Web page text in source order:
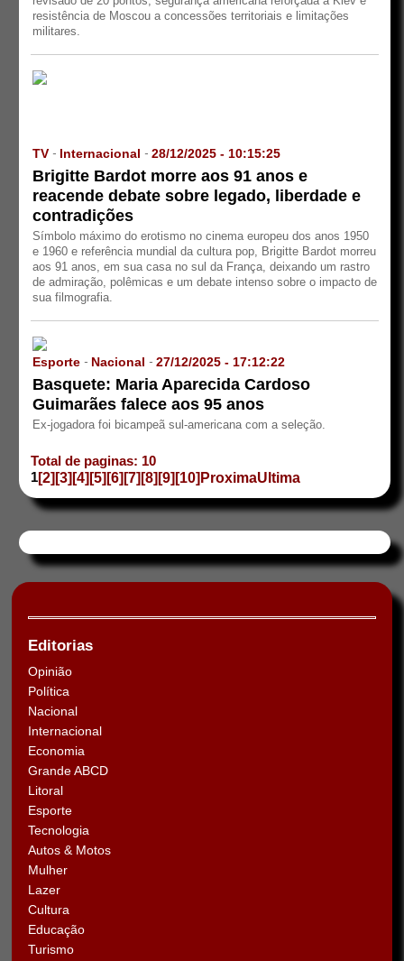
resistência de Moscou a concessões territoriais e limitações
militares.
TV- Internacional-28/12/2025 - 10:15:25
Brigitte Bardot morre aos 91 anos e
reacende debate sobre legado, liberdade e
contradições
Símbolo máximo do erotismo no cinema europeu dos anos 1950
e 1960 e referência mundial da cultura pop, Brigitte Bardot morreu
aos 91 anos, em sua casa no sul da França, deixando um rastro
de admiração, polêmicas e um debate intenso sobre o impacto de
sua filmografia.
Esporte- Nacional-27/12/2025 - 17:12:22
Basquete: Maria Aparecida Cardoso
Guimarães falece aos 95 anos
Ex-jogadora foi bicampeã sul-americana com a seleção.
Total de paginas: 10
1[2] [3] [4] [5] [6] [7] [8] [9] [10] ProximaUltima
Editorias
Opinião
Política
Nacional
Internacional
Economia
Grande ABCD
Litoral
Esporte
Tecnologia
Autos & Motos
Mulher
Lazer
Cultura
Educação
Turismo